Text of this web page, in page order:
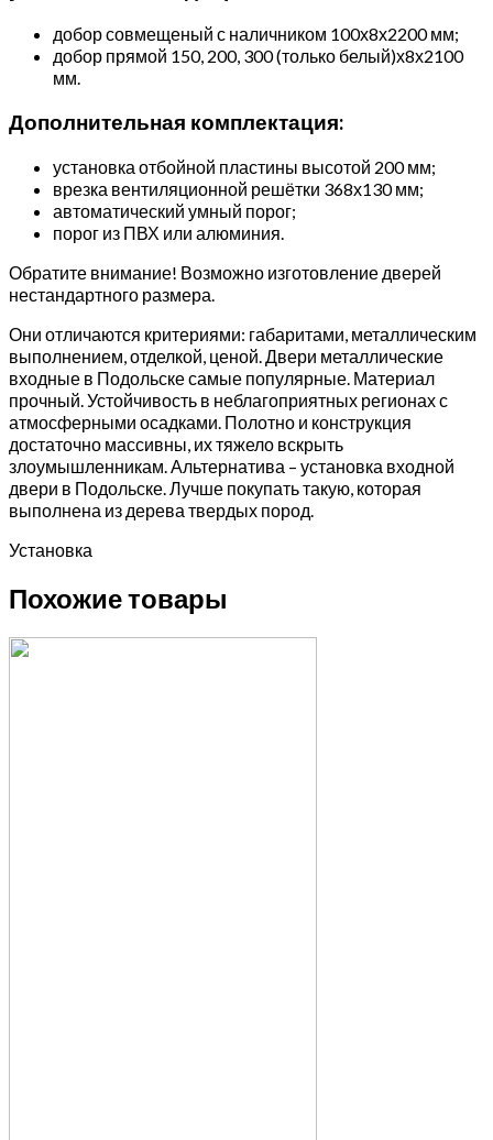
добор совмещеный с наличником 100х8х2200 мм;
добор прямой 150, 200, 300 (только белый)х8х2100
мм.
Дополнительная комплектация:
установка отбойной пластины высотой 200 мм;
врезка вентиляционной решётки 368х130 мм;
автоматический умный порог;
порог из ПВХ или алюминия.
Обратите внимание! Возможно изготовление дверей
нестандартного размера.
Они отличаются критериями: габаритами, металлическим
выполнением, отделкой, ценой. Двери металлические
входные в Подольске самые популярные. Материал
прочный. Устойчивость в неблагоприятных регионах с
атмосферными осадками. Полотно и конструкция
достаточно массивны, их тяжело вскрыть
злоумышленникам. Альтернатива – установка входной
двери в Подольске. Лучше покупать такую, которая
выполнена из дерева твердых пород.
Установка
Похожие товары